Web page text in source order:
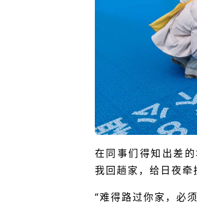
在同事们得知出差
我回趟家，给日夜牵
“难得路过你家，必